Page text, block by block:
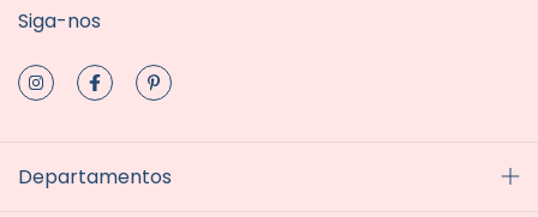
Siga-nos
Departamentos